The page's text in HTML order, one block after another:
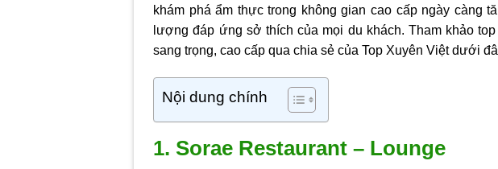
khám phá ẩm thực trong không gian cao cấp ngày càng
lượng đáp ứng sở thích của mọi du khách. Tham khảo top
sang trọng, cao cấp qua chia sẻ củaTop Xuyên Việtdưới
Nội dung chính
1. Sorae Restaurant – Lounge